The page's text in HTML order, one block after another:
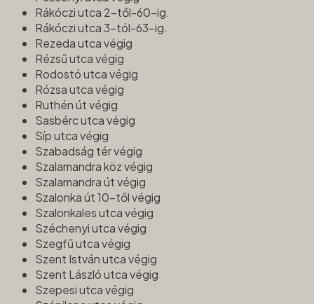
Rákóczi utca 2-től-60-ig.
Rákóczi utca 3-tól-63-ig.
Rezeda utca végig
Rézsű utca végig
Rodostó utca végig
Rózsa utca végig
Ruthén út végig
Sasbérc utca végig
Síp utca végig
Szabadság tér végig
Szalamandra köz végig
Szalamandra út végig
Szalonka út 10-től végig
Szalonkales utca végig
Széchenyi utca végig
Szegfű utca végig
Szent István utca végig
Szent László utca végig
Szepesi utca végig